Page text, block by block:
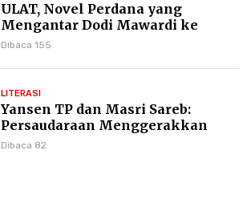
ULAT, Novel Perdana yang
Mengantar Dodi Mawardi ke
Puncak Karier Kepenulisan
Dibaca 155
LITERASI
Yansen TP dan Masri Sareb:
Persaudaraan Menggerakkan
Literasi Borneo
Dibaca 82